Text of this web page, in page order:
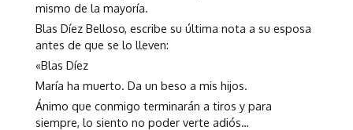
mismo de la mayoría.
Blas Díez Belloso, escribe su última nota a su esposa
antes de que se lo lleven:
«Blas Díez
María ha muerto. Da un beso a mis hijos.
Ánimo que conmigo terminarán a tiros y para
siempre, lo siento no poder verte adiós…